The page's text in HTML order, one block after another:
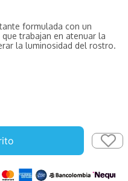
formulada con un
trabajan en atenuar la
la luminosidad del rostro.